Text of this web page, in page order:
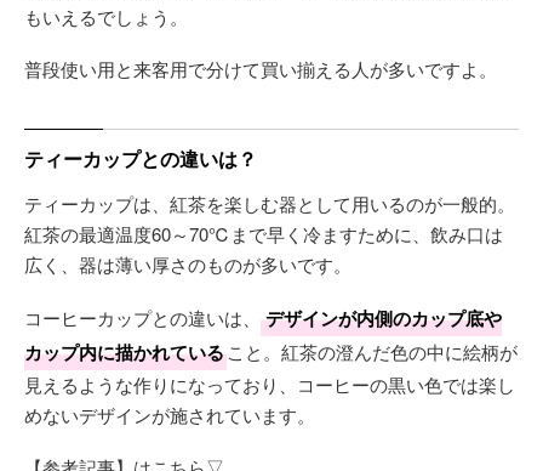
もいえるでしょう。
普段使い用と来客用で分けて買い揃える人が多いですよ。
ティーカップとの違いは？
ティーカップは、紅茶を楽しむ器として用いるのが一般的。
紅茶の最適温度60～70℃まで早く冷ますために、飲み口は
広く、器は薄い厚さのものが多いです。
コーヒーカップとの違いは、
デザインが内側のカップ底や
カップ内に描かれていること。紅茶の澄んだ色の中に絵柄が
見えるような作りになっており、コーヒーの黒い色では楽し
めないデザインが施されています。